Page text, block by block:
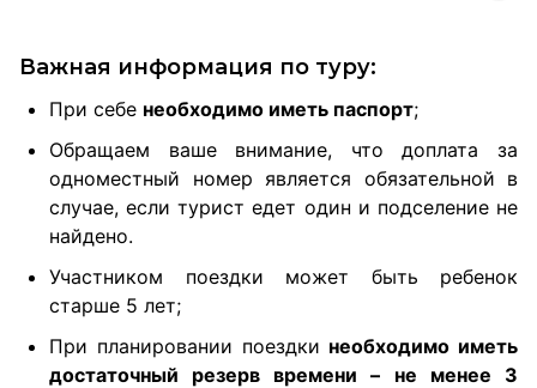
Важная информация по туру:
При себе необходимо иметь паспорт;
Обращаем ваше внимание, что доплата за
одноместный номер является обязательной в
случае, если турист едет один и подселение не
найдено.
Участником поездки может быть ребенок
старше 5 лет;
При планировании поездки необходимо иметь
достаточный резерв времени – не менее 3